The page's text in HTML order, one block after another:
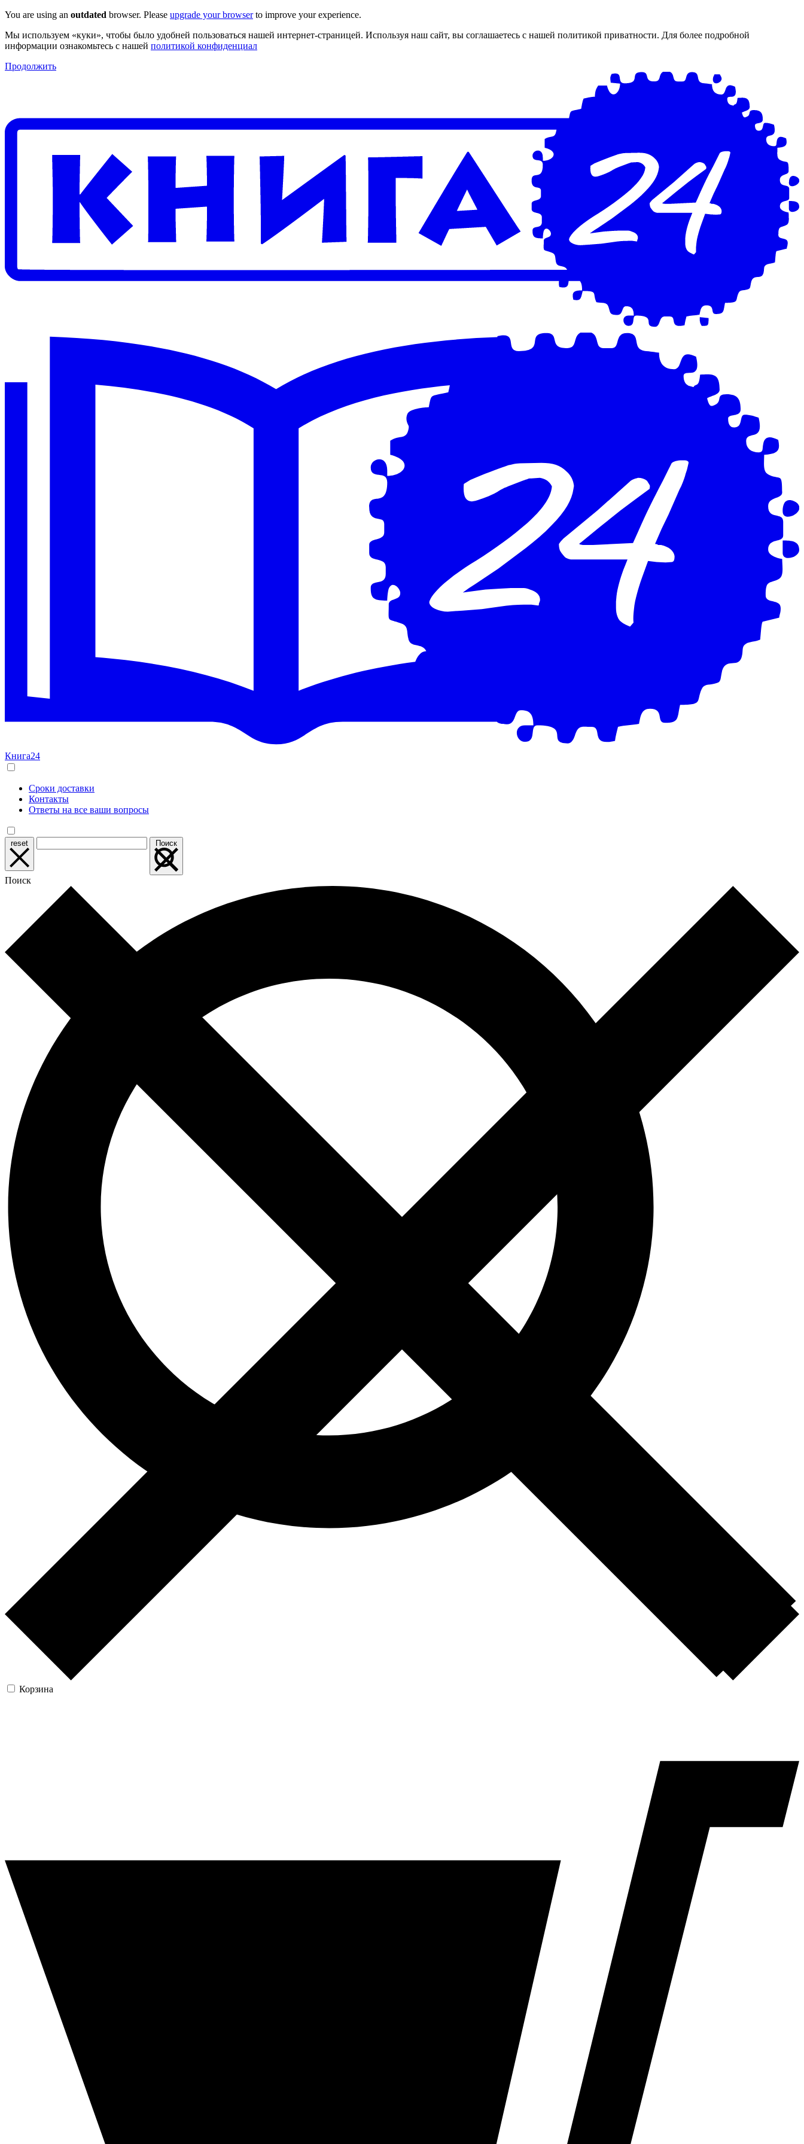
You are using an outdated browser. Please upgrade your browserto improve your experience.
Мы используем «куки», чтобы было удобней пользоваться нашей интернет-страницей. Используя наш сайт, вы соглашаетесь с нашей политикой приватности. Для более подробной
информации ознакомьтесь с нашей политикой конфиденциал
Продолжить
Книга24
Сроки доставки
Контакты
Ответы на все ваши вопросы
reset Поиск
Поиск
Корзина